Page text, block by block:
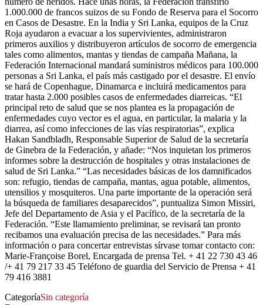
1.000.000 de francos suizos de su Fondo de Reserva para el Socorro
en Casos de Desastre. En la India y Sri Lanka, equipos de la Cruz
Roja ayudaron a evacuar a los supervivientes, administraron
primeros auxilios y distribuyeron artículos de socorro de emergencia
tales como alimentos, mantas y tiendas de campaña Mañana, la
Federación Internacional mandará suministros médicos para 100.000
personas a Sri Lanka, el país más castigado por el desastre. El envío
se hará de Copenhague, Dinamarca e incluirá medicamentos para
tratar hasta 2.000 posibles casos de enfermedades diarreicas. “El
principal reto de salud que se nos plantea es la propagación de
enfermedades cuyo vector es el agua, en particular, la malaria y la
diarrea, así como infecciones de las vías respiratorias”, explica
Hakan Sandbladh, Responsable Superior de Salud de la secretaría
de Ginebra de la Federación, y añade: “Nos inquietan los primeros
informes sobre la destrucción de hospitales y otras instalaciones de
salud de Sri Lanka.” “Las necesidades básicas de los damnificados
son: refugio, tiendas de campaña, mantas, agua potable, alimentos,
utensilios y mosquiteros. Una parte importante de la operación será
la búsqueda de familiares desaparecidos”, puntualiza Simon Missiri,
Jefe del Departamento de Asia y el Pacífico, de la secretaría de la
Federación. “Este llamamiento preliminar, se revisará tan pronto
recibamos una evaluación precisa de las necesidades.” Para más
información o para concertar entrevistas sírvase tomar contacto con:
Marie-Françoise Borel, Encargada de prensa Tel. + 41 22 730 43 46
/+ 41 79 217 33 45 Teléfono de guardia del Servicio de Prensa + 41
79 416 3881
CategoríaSin categoría